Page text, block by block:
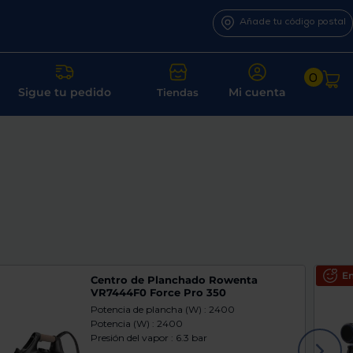
Añade tu código postal
Sigue tu pedido Tiendas Mi cuenta
0
Centro de Planchado Rowenta
VR7444F0 Force Pro 350
Potencia de plancha (W) : 2400
Potencia (W) : 2400
Presión del vapor : 6.3 bar